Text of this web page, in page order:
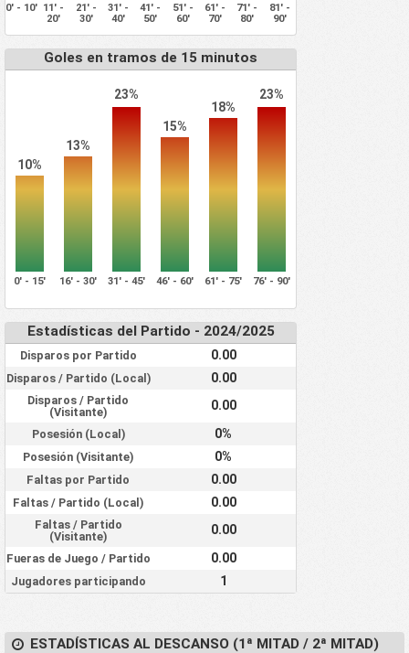
0' - 10' 11' -
20'
21' -
30'
31' -
40'
41' -
50'
51' -
60'
61' -
70'
71' -
80'
81' -
90'
Goles en tramos de 15 minutos
10%
13%
23%
15%
18%
23%
0' - 15' 16' - 30' 31' - 45' 46' - 60' 61' - 75' 76' - 90'
Estadísticas del Partido - 2024/2025
Disparos por Partido 0.00
Disparos / Partido (Local) 0.00
Disparos / Partido
(Visitante)
0.00
Posesión (Local) 0%
Posesión (Visitante) 0%
Faltas por Partido 0.00
Faltas / Partido (Local) 0.00
Faltas / Partido
(Visitante)
0.00
Fueras de Juego / Partido 0.00
Jugadores participando 1
ESTADÍSTICAS AL DESCANSO (1ª MITAD / 2ª MITAD)